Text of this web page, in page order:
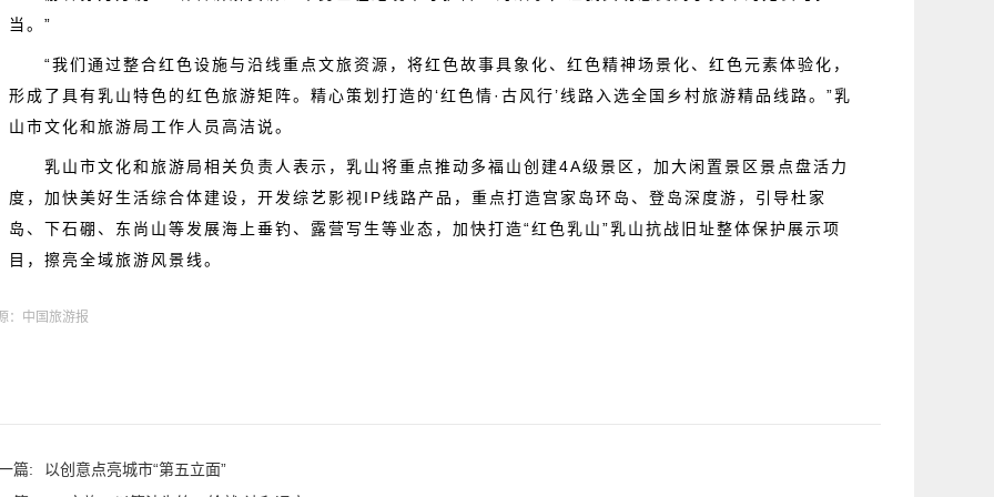
当。”
“我们通过整合红色设施与沿线重点文旅资源，将红色故事具象化、红色精神场景化、红色元素体验化，
形成了具有乳山特色的红色旅游矩阵。精心策划打造的‘红色情·古风行’线路入选全国乡村旅游精品线路。”乳
山市文化和旅游局工作人员高洁说。
乳山市文化和旅游局相关负责人表示，乳山将重点推动多福山创建4A级景区，加大闲置景区景点盘活力
度，加快美好生活综合体建设，开发综艺影视IP线路产品，重点打造宫家岛环岛、登岛深度游，引导杜家
岛、下石硼、东尚山等发展海上垂钓、露营写生等业态，加快打造“红色乳山”乳山抗战旧址整体保护展示项
目，擦亮全域旅游风景线。
：中国旅游报
篇:
以创意点亮城市“第五立面”